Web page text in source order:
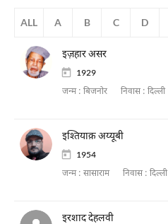
ALL A B C D
इज़हार असर
1929
जन्म : बिजनोर निवास : दिल्ली
इश्तियाक़ अय्यूबी
1954
जन्म : सासाराम निवास : दिल्ली
इरशाद देहलवी